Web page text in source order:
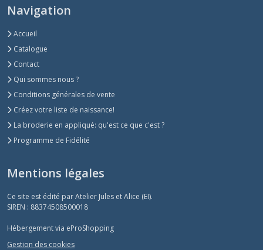
Navigation
Accueil
Catalogue
Contact
Qui sommes nous ?
Conditions générales de vente
Créez votre liste de naissance!
La broderie en appliqué: qu'est ce que c'est ?
Programme de Fidélité
Mentions légales
Ce site est édité par Atelier Jules et Alice (EI).
SIREN : 88374508500018
Hébergement via eProShopping
Gestion des cookies